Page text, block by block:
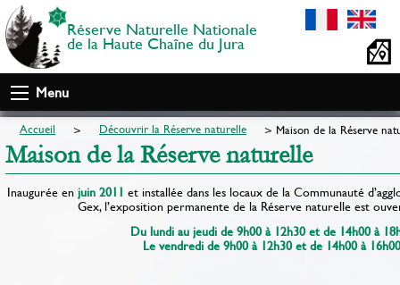
Réserve Naturelle Nationale
de la Haute Chaîne du Jura
Menu
Accueil Découvrir la Réserve naturelle Maison de la Réserve
Maison de la Réserve naturelle
Inaugurée enjuin 2011 et installée dans les locaux de la Communauté
Gex, l’exposition permanente de la Réserve naturelle est
Du lundi au jeudi de 9h00 à 12h30 et de 14h00 à
Le vendredi de 9h00 à 12h30 et de 14h00 à